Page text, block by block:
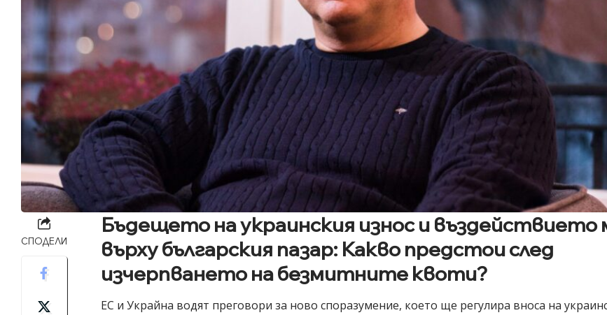
СПОДЕЛИ
Бъдещето на украинския износ и въздействието
върху българския пазар: Какво предстои след
изчерпването на безмитните квоти?
ЕС и Украйна водят преговори за ново споразумение, което ще регулира вноса на